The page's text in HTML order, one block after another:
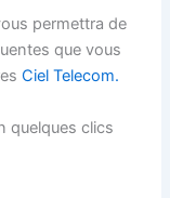
permettra de
que vous
Ciel Telecom.
quelques clics